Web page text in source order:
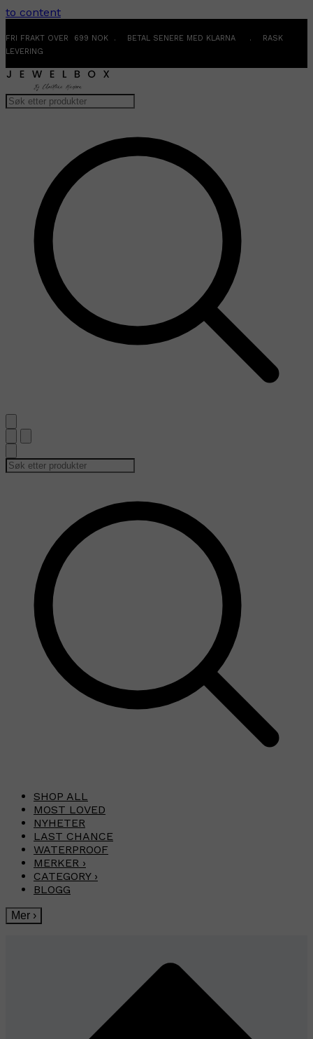
to content
FRI FRAKT OVER 699 NOK . BETAL SENERE MED KLARNA . RASK
LEVERING
SHOP ALL
MOST LOVED
NYHETER
LAST CHANCE
WATERPROOF
MERKER ›
CATEGORY ›
BLOGG
Mer ›